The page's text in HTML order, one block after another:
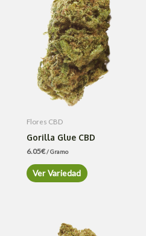
Flores CBD
Gorilla Glue CBD
6.05€/ Gramo
Ver Variedad